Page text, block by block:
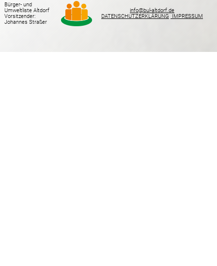
Bürger- und
Umweltliste Altdorf
Vorsitzender:
Johannes Straßer
info@bul-altdorf.de
DATENSCHUTZERKLÄRUNG
IMPRESSUM